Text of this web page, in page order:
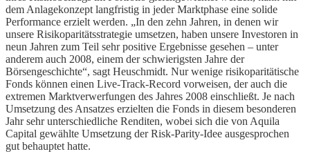
dem Anlagekonzept langfristig in jeder Marktphase eine solide
Performance erzielt werden. „In den zehn Jahren, in denen wir
unsere Risikoparitätsstrategie umsetzen, haben unsere Investoren in
neun Jahren zum Teil sehr positive Ergebnisse gesehen – unter
anderem auch 2008, einem der schwierigsten Jahre der
Börsengeschichte“, sagt Heuschmidt. Nur wenige risikoparitätische
Fonds können einen Live-Track-Record vorweisen, der auch die
extremen Marktverwerfungen des Jahres 2008 einschließt. Je nach
Umsetzung des Ansatzes erzielten die Fonds in diesem besonderen
Jahr sehr unterschiedliche Renditen, wobei sich die von Aquila
Capital gewählte Umsetzung der Risk-Parity-Idee ausgesprochen
gut behauptet hatte.